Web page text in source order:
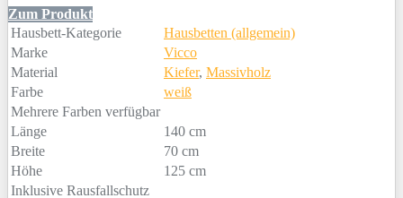
Zum Produkt
Hausbett-Kategorie
Hausbetten (allgemein)
Marke
Vicco
Material
Kiefer, Massivholz
Farbe
weiß
Mehrere Farben verfügbar
Länge
140 cm
Breite
70 cm
Höhe
125 cm
Inklusive Rausfallschutz